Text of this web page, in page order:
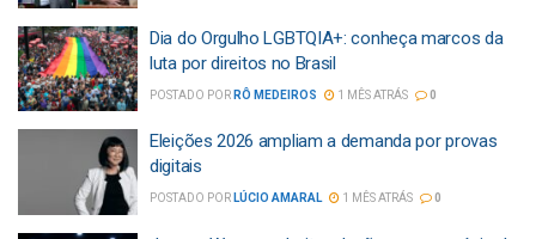
Dia do Orgulho LGBTQIA+: conheça marcos da
luta por direitos no Brasil
POSTADO POR RÔ MEDEIROS 1 MÊS ATRÁS 0
Eleições 2026 ampliam a demanda por provas
digitais
POSTADO POR LÚCIO AMARAL 1 MÊS ATRÁS 0